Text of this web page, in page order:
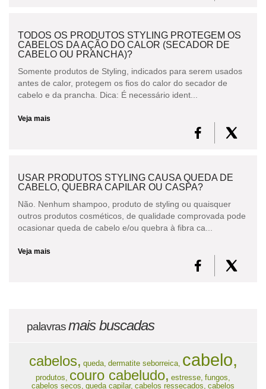
TODOS OS PRODUTOS STYLING PROTEGEM OS
CABELOS DA AÇÃO DO CALOR (SECADOR DE
CABELO OU PRANCHA)?
Somente produtos de Styling, indicados para serem usados
antes de calor, protegem os fios do calor do secador de
cabelo e da prancha. Dica: É necessário ident...
Veja mais
USAR PRODUTOS STYLING CAUSA QUEDA DE
CABELO, QUEBRA CAPILAR OU CASPA?
Não. Nenhum shampoo, produto de styling ou quaisquer
outros produtos cosméticos, de qualidade comprovada pode
ocasionar queda de cabelo e/ou quebra à fibra ca...
Veja mais
palavrasmais buscadas
cabelos, queda, dermatite seborreica, cabelo,
produtos, couro cabeludo, estresse, fungos,
cabelos secos, queda capilar, cabelos ressecados, cabelos